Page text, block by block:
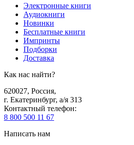
Электронные книги
Аудиокниги
Новинки
Бесплатные книги
Импринты
Подборки
Доставка
Как нас найти?
620027, Россия,
г. Екатеринбург, а/я 313
Контактный телефон:
8 800 500 11 67
Написать нам